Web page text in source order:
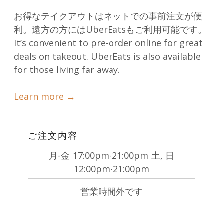
お得なテイクアウトはネットでの事前注文が便
利。遠方の方にはUberEatsもご利用可能です。
It’s convenient to pre-order online for great
deals on takeout. UberEats is also available
for those living far away.
Learn more →
ご注文内容
月-金 17:00pm-21:00pm 土, 日
12:00pm-21:00pm
営業時間外です